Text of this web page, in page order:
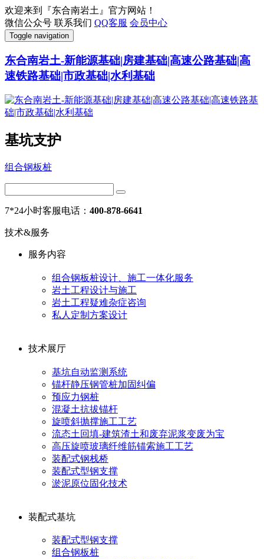
欢迎来到『东合南岩土』官方网站！
微信公众号 联系我们 QQ客服 会员中心
Toggle navigation
东合南岩土-新能源基础|房建基础|高速公路基础|高
速铁路基础|市政基础|水利基础
基坑支护
组合钢板桩
7*24小时客服电话： 400-878-6641
技术&服务
服务内容
组合钢板桩设计、施工一体化服务
岩土工程设计与施工
岩土工程疑难杂症咨询
私人定制方案设计
技术展厅
基坑自动监测系统
锚杆静压钢管桩加固纠偏
预应力钢桩
混凝土抗拔锚杆
旋喷斜抛撑施工工艺
流态土回填-建筑渣土和废弃泥浆变废为宝
高压旋喷玻璃纤维筋锚索施工工艺
装配式钢栈桥
装配式型钢支撑
淤泥原位固化技术
装配式基坑
装配式型钢支撑
组合钢板桩